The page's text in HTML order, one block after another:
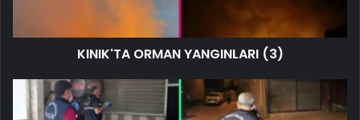
KINIK'TA ORMAN YANGINLARI (3)